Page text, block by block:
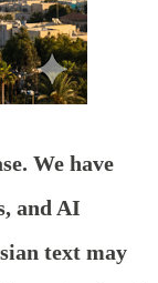
We have
and AI
text may